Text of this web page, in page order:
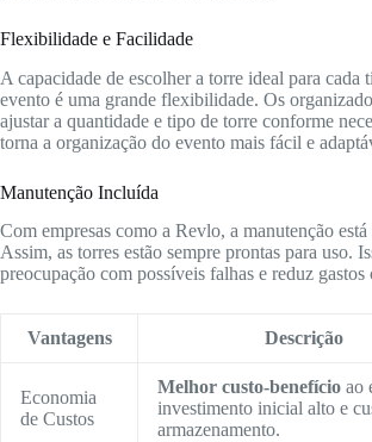
Flexibilidade e Facilidade
A capacidade de escolher a torre ideal para cada
evento é uma grande flexibilidade. Os
ajustar a quantidade e tipo de torre conforme
torna a organização do evento mais fácil e
Manutenção Incluída
Com empresas como a Revlo, a manutenção está
Assim, as torres estão sempre prontas para uso.
preocupação com possíveis falhas e reduz gastos
Vantagens Descrição
Economia
de Custos
Melhor custo-benefício ao
investimento inicial alto e
armazenamento.